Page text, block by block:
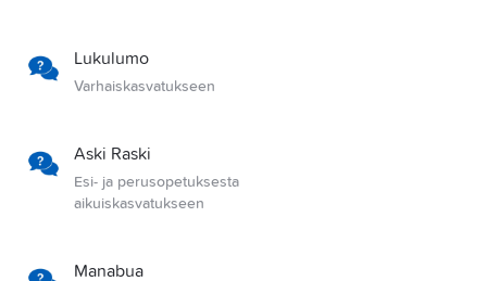
Lukulumo
Varhaiskasvatukseen
Aski Raski
Esi- ja perusopetuksesta
aikuiskasvatukseen
Manabua